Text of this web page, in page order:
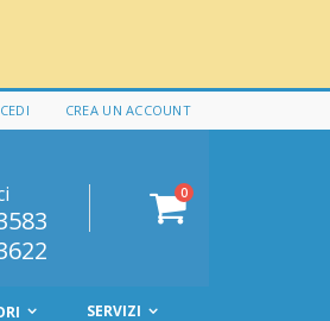
CREA UN ACCOUNT
Cart
0elementi
SERVIZI